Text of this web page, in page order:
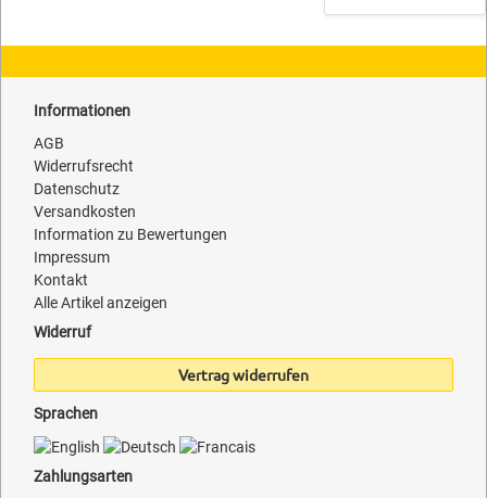
Informationen
AGB
Widerrufsrecht
Datenschutz
Versandkosten
Information zu Bewertungen
Impressum
Kontakt
Alle Artikel anzeigen
Widerruf
Vertrag widerrufen
Sprachen
Zahlungsarten